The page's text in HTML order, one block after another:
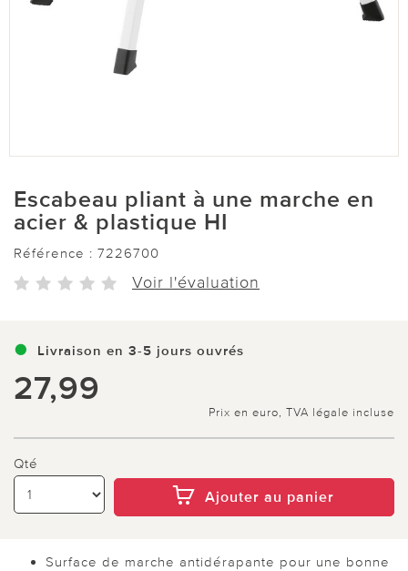
Escabeau pliant à une marche en
acier & plastique HI
Référence : 7226700
Voir l'évaluation
Livraison en 3-5 jours ouvrés
27,99
Prix en euro, TVA légale incluse
Qté
Ajouter au panier
Surface de marche antidérapante pour une bonne